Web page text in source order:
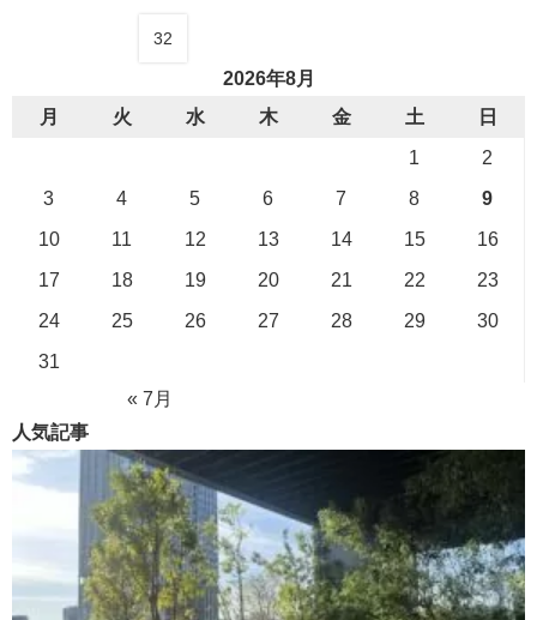
32
2026年8月
月
火 水 木 金 土
日
1
2
3
4 5 6 7 8
9
10
11 12 13 14 15
16
17
18 19 20 21 22
23
24
25 26 27 28 29
30
31
« 7月
人気記事